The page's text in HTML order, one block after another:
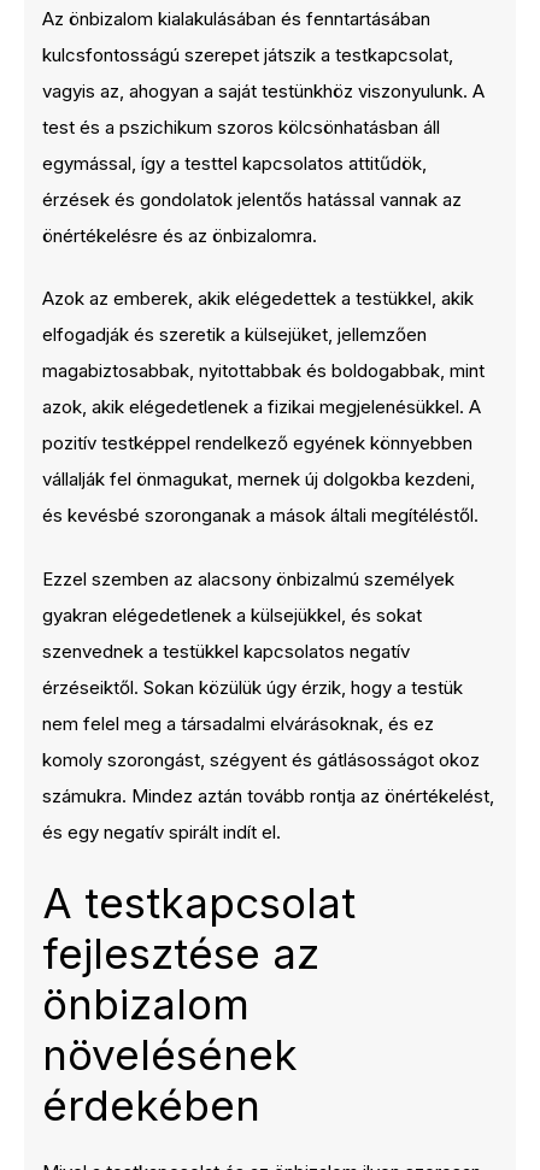
Az önbizalom kialakulásában és fenntartásában
kulcsfontosságú szerepet játszik a testkapcsolat,
vagyis az, ahogyan a saját testünkhöz viszonyulunk. A
test és a pszichikum szoros kölcsönhatásban áll
egymással, így a testtel kapcsolatos attitűdök,
érzések és gondolatok jelentős hatással vannak az
önértékelésre és az önbizalomra.
Azok az emberek, akik elégedettek a testükkel, akik
elfogadják és szeretik a külsejüket, jellemzően
magabiztosabbak, nyitottabbak és boldogabbak, mint
azok, akik elégedetlenek a fizikai megjelenésükkel. A
pozitív testképpel rendelkező egyének könnyebben
vállalják fel önmagukat, mernek új dolgokba kezdeni,
és kevésbé szoronganak a mások általi megítéléstől.
Ezzel szemben az alacsony önbizalmú személyek
gyakran elégedetlenek a külsejükkel, és sokat
szenvednek a testükkel kapcsolatos negatív
érzéseiktől. Sokan közülük úgy érzik, hogy a testük
nem felel meg a társadalmi elvárásoknak, és ez
komoly szorongást, szégyent és gátlásosságot okoz
számukra. Mindez aztán tovább rontja az önértékelést,
és egy negatív spirált indít el.
A testkapcsolat
fejlesztése az
önbizalom
növelésének
érdekében